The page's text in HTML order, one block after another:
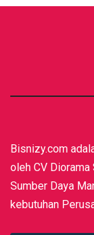
Bisnizy.com
oleh CV
Sumber Daya
kebutuhan